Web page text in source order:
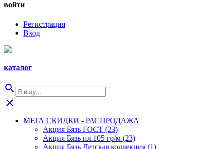
войти
Регистрация
Вход
каталог
search
close
МЕГА СКИДКИ - РАСПРОДАЖА
Акция Бязь ГОСТ (23)
Акция Бязь пл.105 гр/м (23)
Акция Бязь Детская коллекция (1)